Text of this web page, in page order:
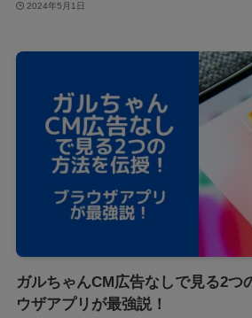
2024年5月1日
ガルちゃんCM広告なしで見る2つ
ウザアプリが最強説！